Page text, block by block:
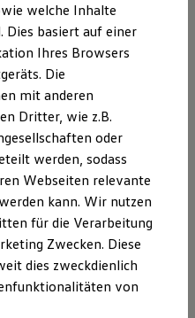
Entdecken Sie den
welche Inhalte
Dies basiert auf einer
Ihres Browsers
Die
mit anderen
Dritter, wie z.B.
oder
werden, sodass
Webseiten relevante
kann. Wir nutzen
für die Verarbeitung
Zwecken. Diese
dies zweckdienlich
von